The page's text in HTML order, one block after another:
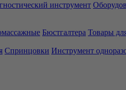
инструмент
Бюстгалтера Товары
Спринцовки Инструмент